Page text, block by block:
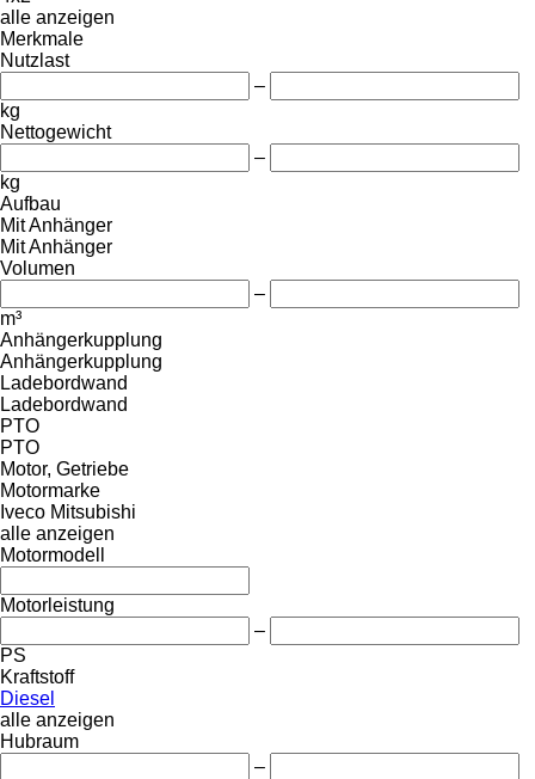
alle anzeigen
Merkmale
Nutzlast
–
kg
Nettogewicht
–
kg
Aufbau
Mit Anhänger
Mit Anhänger
Volumen
–
m³
Anhängerkupplung
Anhängerkupplung
Ladebordwand
Ladebordwand
PTO
PTO
Motor, Getriebe
Motormarke
Iveco Mitsubishi
alle anzeigen
Motormodell
Motorleistung
–
PS
Kraftstoff
Diesel
alle anzeigen
Hubraum
–